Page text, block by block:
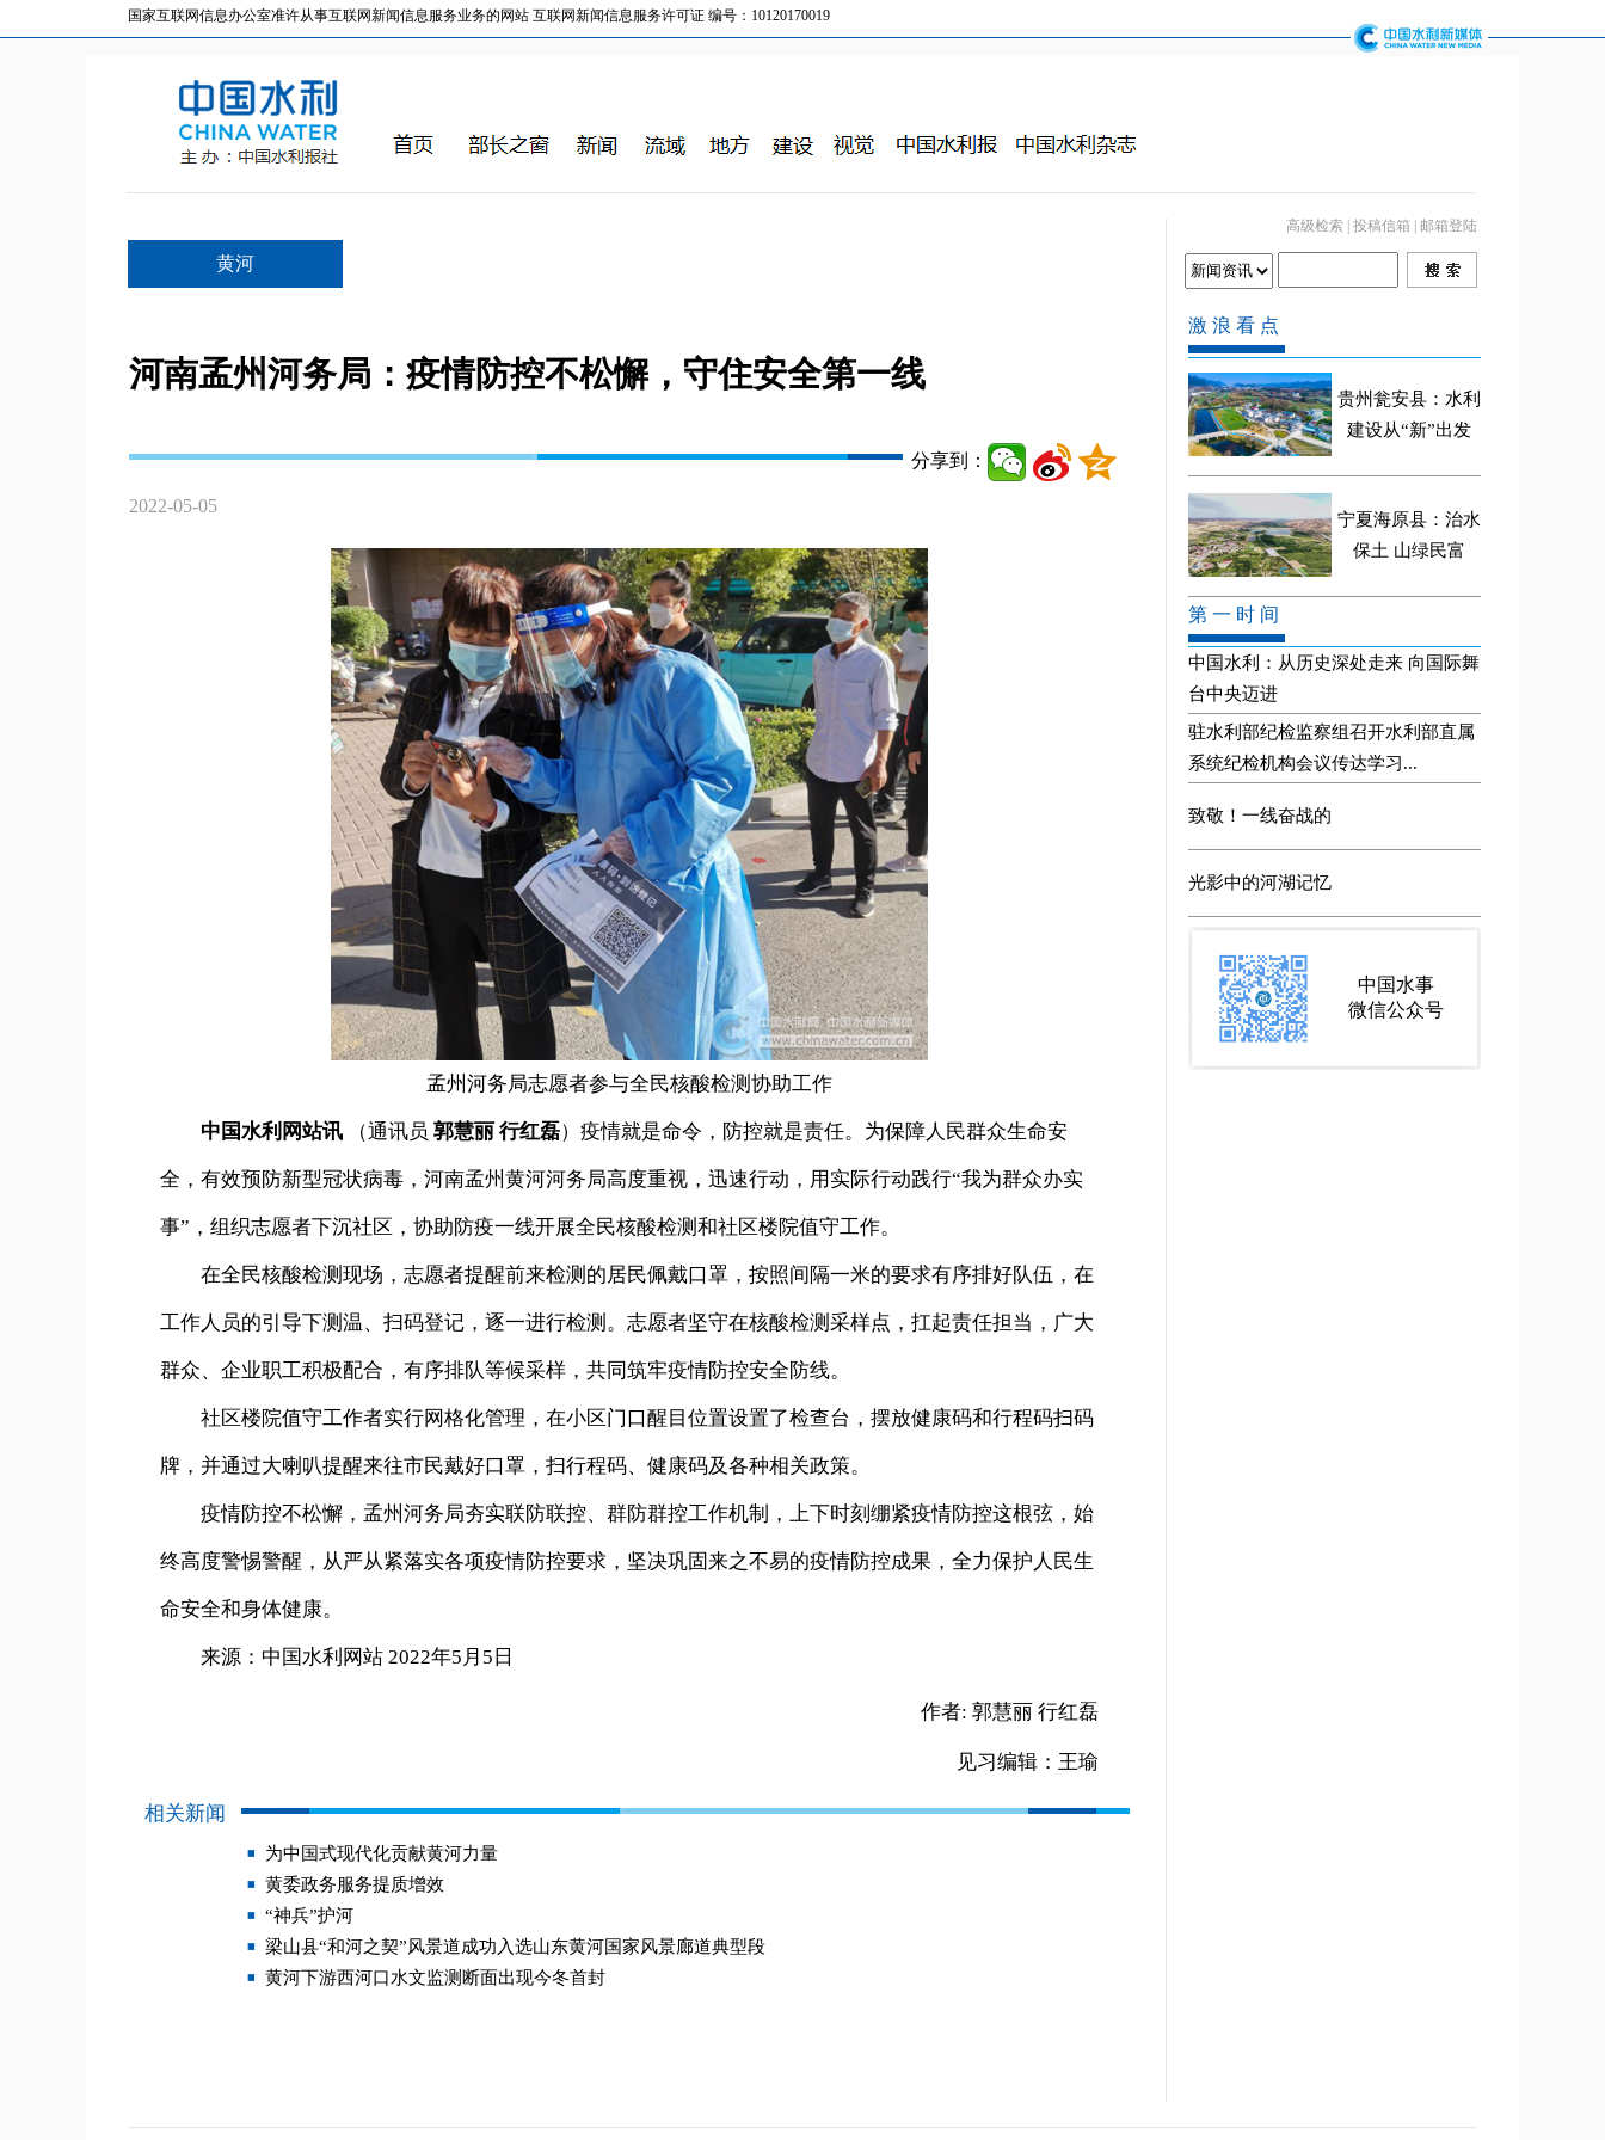
国家互联网信息办公室准许从事互联网新闻信息服务业务的网站 互联网新闻信息服务许可证 编号：10120170019
黄河
高级检索 投稿信箱 邮箱登陆
河南孟州河务局：疫情防控不松懈，守住安全第一线
分享到：
2022-05-05
孟州河务局志愿者参与全民核酸检测协助工作
中国水利网站讯 （通讯员 郭慧丽 行红磊）疫情就是命令，防控就是责任。为保障人民群众生命安
全，有效预防新型冠状病毒，河南孟州黄河河务局高度重视，迅速行动，用实际行动践行“我为群众办实
事”，组织志愿者下沉社区，协助防疫一线开展全民核酸检测和社区楼院值守工作。
在全民核酸检测现场，志愿者提醒前来检测的居民佩戴口罩，按照间隔一米的要求有序排好队伍，在
工作人员的引导下测温、扫码登记，逐一进行检测。志愿者坚守在核酸检测采样点，扛起责任担当，广大
群众、企业职工积极配合，有序排队等候采样，共同筑牢疫情防控安全防线。
社区楼院值守工作者实行网格化管理，在小区门口醒目位置设置了检查台，摆放健康码和行程码扫码
牌，并通过大喇叭提醒来往市民戴好口罩，扫行程码、健康码及各种相关政策。
疫情防控不松懈， 孟州河务局夯实联防联控、群防群控工作机制，上下时刻绷紧疫情防控这根弦，始
终高度警惕警醒，从严从紧落实各项疫情防控要求，坚决巩固来之不易的疫情防控成果，全力保护人民生
命安全和身体健康。
来源：中国水利网站 2022年5月5日
作者: 郭慧丽 行红磊
见习编辑：王瑜
相关新闻
为中国式现代化贡献黄河力量
黄委政务服务提质增效
“神兵”护河
梁山县“和河之契”风景道成功入选山东黄河国家风景廊道典型段
黄河下游西河口水文监测断面出现今冬首封